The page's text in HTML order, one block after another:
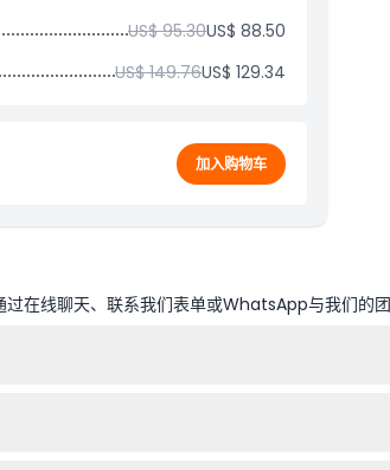
US$ 95.30US$ 88.50
US$ 149.76US$ 129.34
加入购物车
在线聊天、联系我们表单或WhatsApp与我们的团